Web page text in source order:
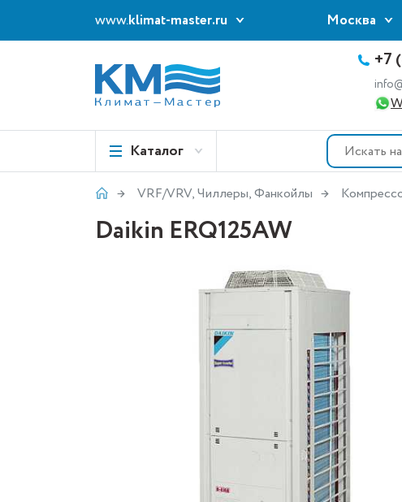
www.klimat-master.ru Москва
+7
Каталог
VRF/VRV, Чиллеры, Фанкойлы
Daikin ERQ125AW